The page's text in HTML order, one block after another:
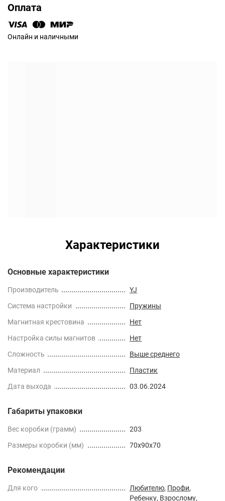
Оплата
Онлайн и наличными
Характеристики
Основные характеристики
Производитель
YJ
Cистема настройки
Пружины
Магнитная крестовина
Нет
Настройка силы магнитов
Нет
Сложность
Выше среднего
Материал
Пластик
Дата выхода
03.06.2024
Габариты упаковки
Вес коробки (грамм)
203
Размеры коробки (мм)
70x90x70
Рекомендации
Для кого Любителю, Профи,
Ребенку, Взрослому,